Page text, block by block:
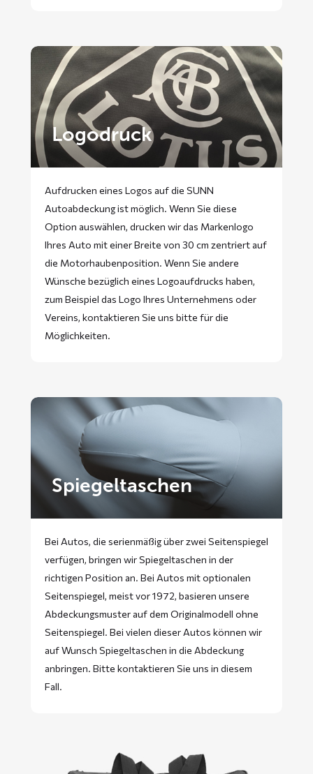
Logodruck
Aufdrucken eines Logos auf die SUNN
Autoabdeckung ist möglich. Wenn Sie diese
Option auswählen, drucken wir das Markenlogo
Ihres Auto mit einer Breite von 30 cm zentriert auf
die Motorhaubenposition. Wenn Sie andere
Wünsche bezüglich eines Logoaufdrucks haben,
zum Beispiel das Logo Ihres Unternehmens oder
Vereins, kontaktieren Sie uns bitte für die
Möglichkeiten.
Spiegeltaschen
Bei Autos, die serienmäßig über zwei Seitenspiegel
verfügen, bringen wir Spiegeltaschen in der
richtigen Position an. Bei Autos mit optionalen
Seitenspiegel, meist vor 1972, basieren unsere
Abdeckungsmuster auf dem Originalmodell ohne
Seitenspiegel. Bei vielen dieser Autos können wir
auf Wunsch Spiegeltaschen in die Abdeckung
anbringen. Bitte kontaktieren Sie uns in diesem
Fall.